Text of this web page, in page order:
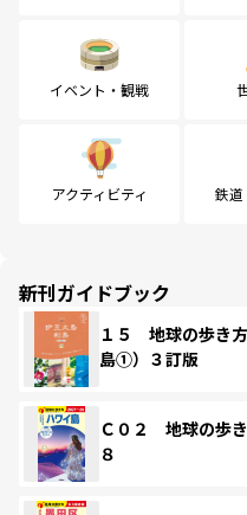
イベント・観戦
アクティビティ 鉄道
新刊ガイドブック
１５ 地球の歩き
島①）３訂版
Ｃ０２ 地球の歩
８